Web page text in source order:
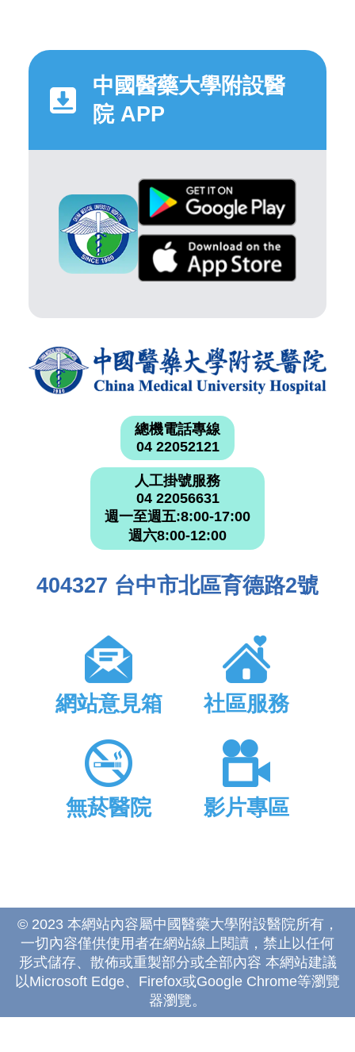
中國醫藥大學附設醫
院 APP
總機電話專線
04 22052121
人工掛號服務
04 22056631
週一至週五:8:00-17:00
週六8:00-12:00
404327 台中市北區育德路2號
網站意見箱 社區服務
無菸醫院 影片專區
© 2023 本網站內容屬中國醫藥大學附設醫院所有，
一切內容僅供使用者在網站線上閱讀，禁止以任何
形式儲存、散佈或重製部分或全部內容 本網站建議
以Microsoft Edge、Firefox或Google Chrome等瀏覽
器瀏覽。